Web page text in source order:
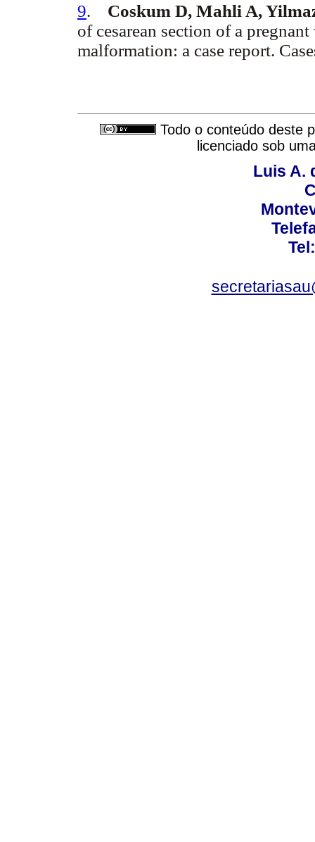
9. Coskum D, Mahli A,
of cesarean section of a
malformation: a case report.
Todo o conteúdo deste
licenciado sob
Luis A.